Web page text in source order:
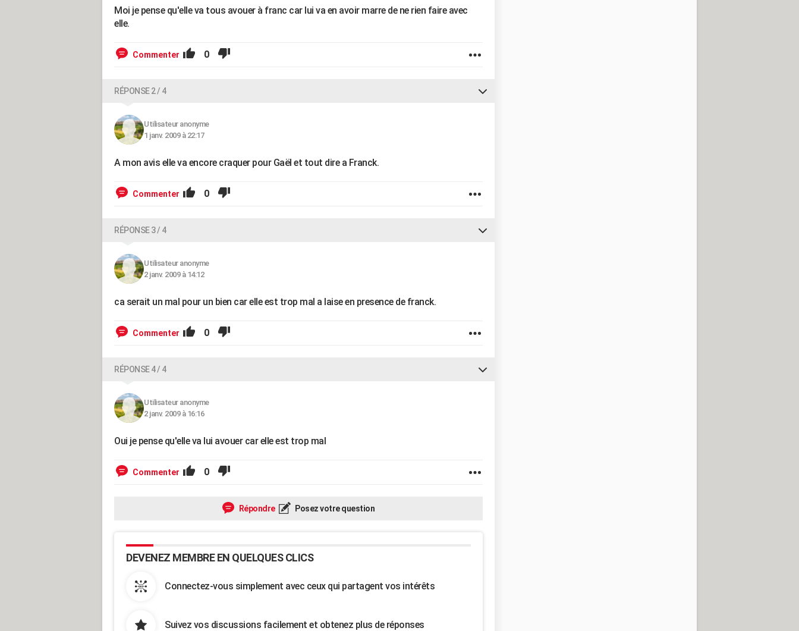
Moi je pense qu'elle va tous avouer à franc car lui va en avoir marre de ne rien faire avec
elle.
Commenter 0
RÉPONSE 2 / 4
Utilisateur anonyme
1 janv. 2009 à 22:17
A mon avis elle va encore craquer pour Gaël et tout dire a Franck.
Commenter 0
RÉPONSE 3 / 4
Utilisateur anonyme
2 janv. 2009 à 14:12
ca serait un mal pour un bien car elle est trop mal a laise en presence de franck.
Commenter 0
RÉPONSE 4 / 4
Utilisateur anonyme
2 janv. 2009 à 16:16
Oui je pense qu'elle va lui avouer car elle est trop mal
Commenter 0
Répondre Posez votre question
DEVENEZ MEMBRE EN QUELQUES CLICS
Connectez-vous simplement avec ceux qui partagent vos intérêts
Suivez vos discussions facilement et obtenez plus de réponses